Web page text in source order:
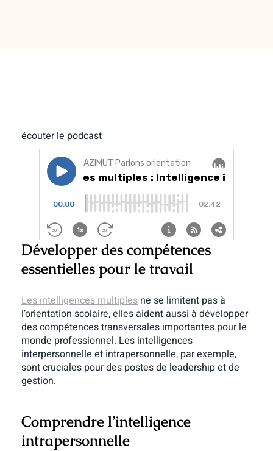
écouter le podcast
Développer des compétences
essentielles pour le travail
Les intelligences multiplesne se limitent pas à
l’orientation scolaire, elles aident aussi à développer
des compétences transversales importantes pour le
monde professionnel. Les intelligences
interpersonnelle et intrapersonnelle, par exemple,
sont cruciales pour des postes de leadership et de
gestion.
Comprendre l’intelligence
intrapersonnelle